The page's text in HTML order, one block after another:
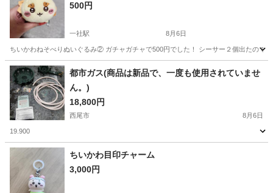
500円
一社駅 8月6日
ちいかわねそべりぬいぐるみ② ガチャガチャで500円でした！ シーサー２個出たので
愛知 名古屋市 一社駅 その他 ちい
都市ガス(商品は新品で、一度も使用されていませ
ん。)
18,800円
西尾市 8月6日
19.900
愛知 西尾市 家庭用品 都市ガス
ちいかわ目印チャーム
3,000円